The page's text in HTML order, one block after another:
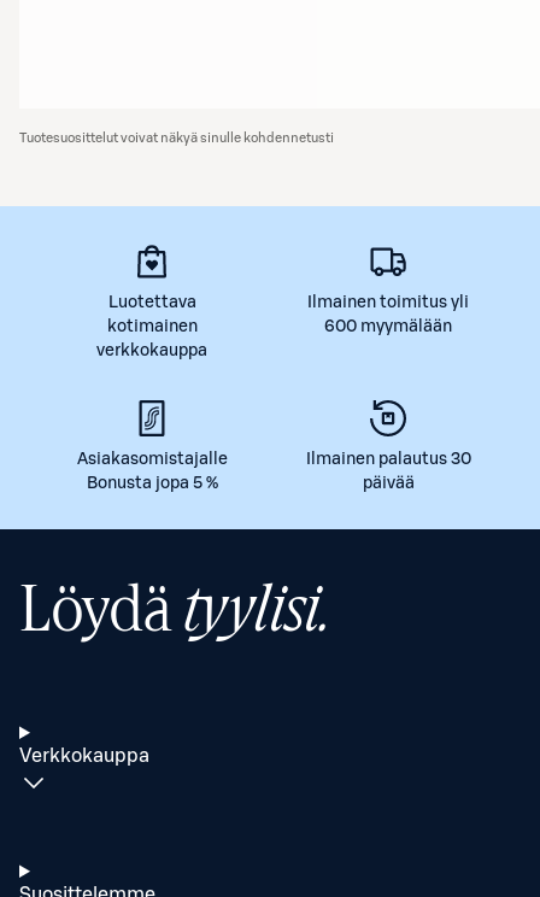
Tuotesuosittelut voivat näkyä sinulle kohdennetusti
Luotettava
kotimainen
verkkokauppa
Ilmainen toimitus yli
600 myymälään
Asiakasomistajalle
Bonusta jopa 5 %
Ilmainen palautus 30
päivää
Löydätyylisi.
Verkkokauppa